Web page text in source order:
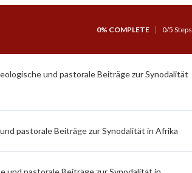
0% COMPLETE 0/5 Steps
und pastorale Beiträge zur Synodalität
pastorale Beiträge zur Synodalität in Afrika